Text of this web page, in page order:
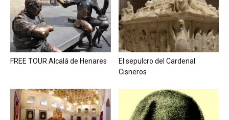
FREE TOUR Alcalá de Henares
El sepulcro del Cardenal
Cisneros